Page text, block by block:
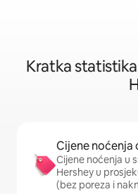
Kratka
Cijene noćenja
Cijene noćenja u
Hershey u
(bez poreza i